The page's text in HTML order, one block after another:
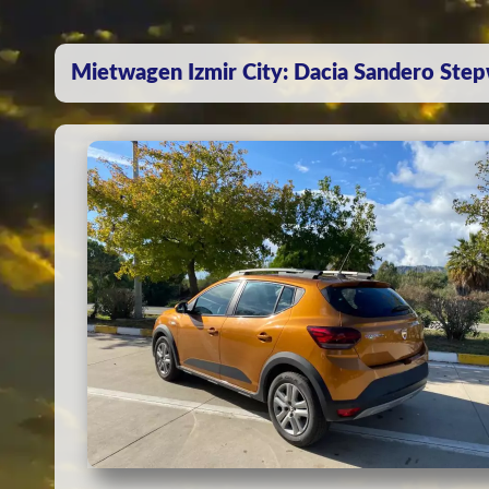
Mietwagen Izmir City: Dacia Sandero